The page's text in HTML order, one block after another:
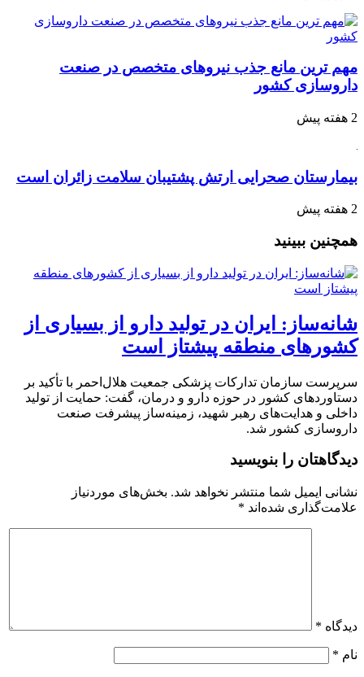
مهم ترین مانع جذب نیروهای متخصص در صنعت
داروسازی کشور
2 هفته پیش
بیمارستان صحرایی ارتش پشتیبان سلامت زائران است
2 هفته پیش
همچنین ببینید
شانه‌ساز: ایران در تولید دارو از بسیاری از
کشورهای منطقه پیشتاز است
سرپرست سازمان تدارکات پزشکی جمعیت هلال‌احمر با تأکید بر
دستاوردهای کشور در حوزه دارو و درمان، گفت: حمایت از تولید
داخلی و هدایت‌های رهبر شهید، زمینه‌ساز پیشرفت صنعت
داروسازی کشور شد.
دیدگاهتان را بنویسید
نشانی ایمیل شما منتشر نخواهد شد. بخش‌های موردنیاز
علامت‌گذاری شده‌اند *
دیدگاه *
نام *